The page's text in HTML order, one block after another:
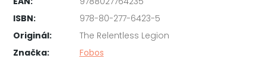
ISBN:
978-80-277-6423-5
Originál:
The Relentless Legion
Značka:
Fobos